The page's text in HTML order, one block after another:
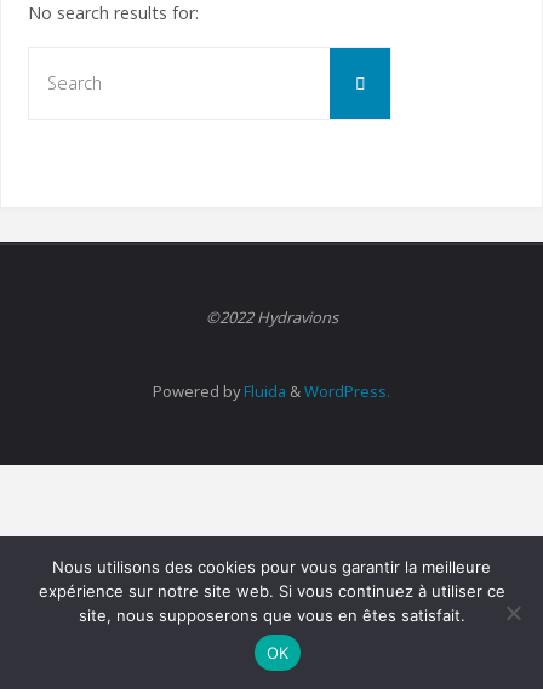
No search results for:
Search
©2022 Hydravions
Powered byFluida &WordPress.
Nous utilisons des cookies pour vous garantir la meilleure
expérience sur notre site web. Si vous continuez à utiliser ce
site, nous supposerons que vous en êtes satisfait.
OK